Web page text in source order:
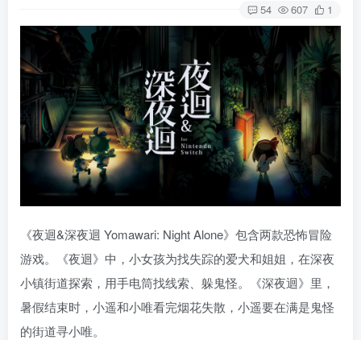
54 607 1
《夜迴&深夜迴 Yomawari: Night Alone》包含两款恐怖冒险
游戏。《夜迴》中，小女孩为找失踪的爱犬和姐姐，在深夜
小镇街道探索，用手电筒找线索、躲鬼怪。《深夜迴》里，
暑假结束时，小遥和小唯看完烟花失散，小遥要在满是鬼怪
的街道寻小唯。